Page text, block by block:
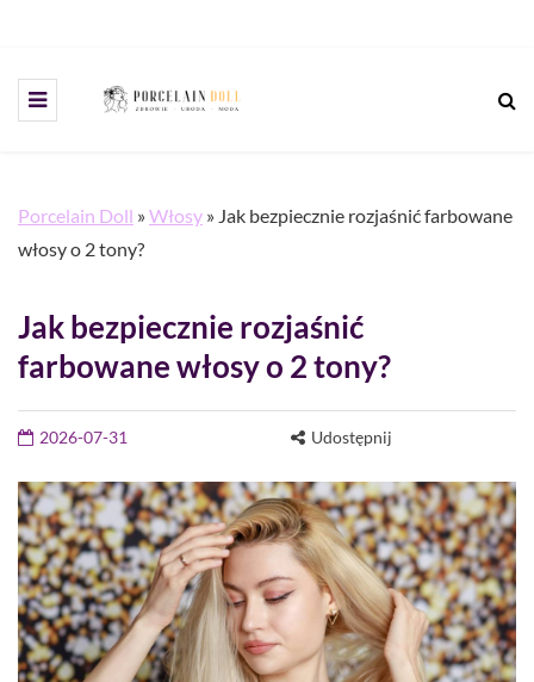
Porcelain Doll »Włosy » Jak bezpiecznie rozjaśnić farbowane
włosy o 2 tony?
Jak bezpiecznie rozjaśnić
farbowane włosy o 2 tony?
2026-07-31 Udostępnij